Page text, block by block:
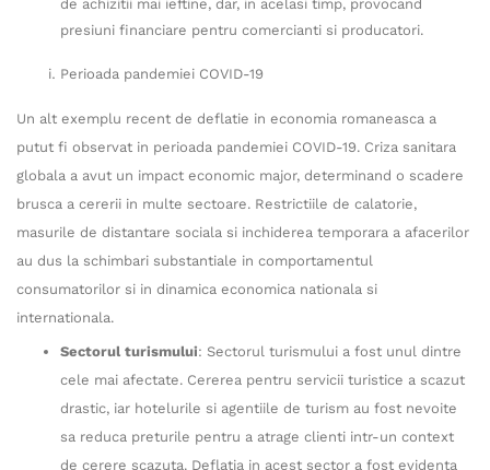
de achizitii mai ieftine, dar, in acelasi timp, provocand
presiuni financiare pentru comercianti si producatori.
Perioada pandemiei COVID-19
Un alt exemplu recent de deflatie in economia romaneasca a
putut fi observat in perioada pandemiei COVID-19. Criza sanitara
globala a avut un impact economic major, determinand o scadere
brusca a cererii in multe sectoare. Restrictiile de calatorie,
masurile de distantare sociala si inchiderea temporara a afacerilor
au dus la schimbari substantiale in comportamentul
consumatorilor si in dinamica economica nationala si
internationala.
Sectorul turismului: Sectorul turismului a fost unul dintre
cele mai afectate. Cererea pentru servicii turistice a scazut
drastic, iar hotelurile si agentiile de turism au fost nevoite
sa reduca preturile pentru a atrage clienti intr-un context
de cerere scazuta. Deflatia in acest sector a fost evidenta